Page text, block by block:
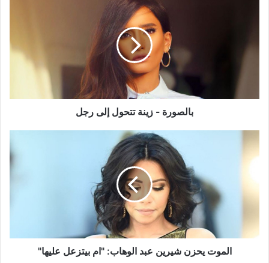
إلى
بالصورة - زينة تتحول إلى رجل
شيرين
الوهاب:
الموت يحزن شيرين عبد الوهاب: "ام بيتزعل عليها"